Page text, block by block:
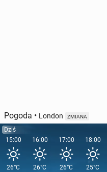
Pogoda • London ZMIANA
Dziś
15:00
26°C
16:00
26°C
17:00
26°C
18:00
25°C